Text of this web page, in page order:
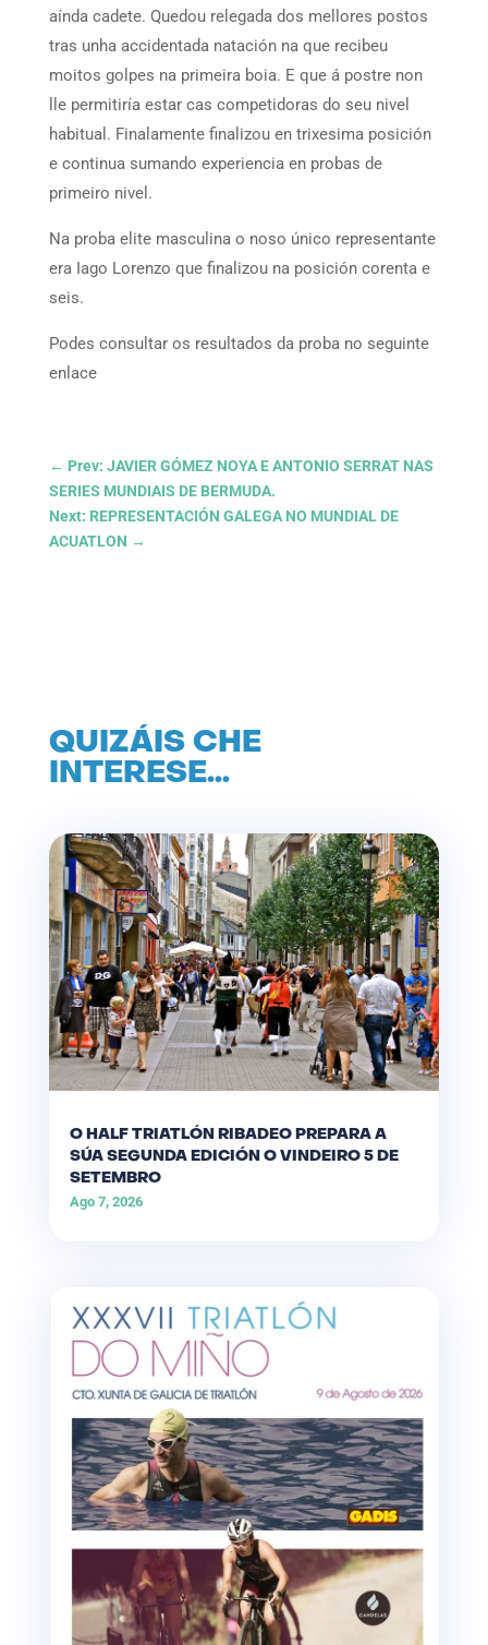
aínda cadete. Quedou relegada dos mellores postos
tras unha accidentada natación na que recibeu
moitos golpes na primeira boia. E que á postre non
lle permitiría estar cas competidoras do seu nivel
habitual. Finalamente finalizou en trixesima posición
e continua sumando experiencia en probas de
primeiro nivel.
Na proba elite masculina o noso único representante
era Iago Lorenzo que finalizou na posición corenta e
seis.
Podes consultar os resultados da proba no seguinte
enlace
← Prev: JAVIER GÓMEZ NOYA E ANTONIO SERRAT NAS
SERIES MUNDIAIS DE BERMUDA.
Next: REPRESENTACIÓN GALEGA NO MUNDIAL DE
ACUATLON →
QUIZÁIS CHE
INTERESE…
O HALF TRIATLÓN RIBADEO PREPARA A
SÚA SEGUNDA EDICIÓN O VINDEIRO 5 DE
SETEMBRO
Ago 7, 2026